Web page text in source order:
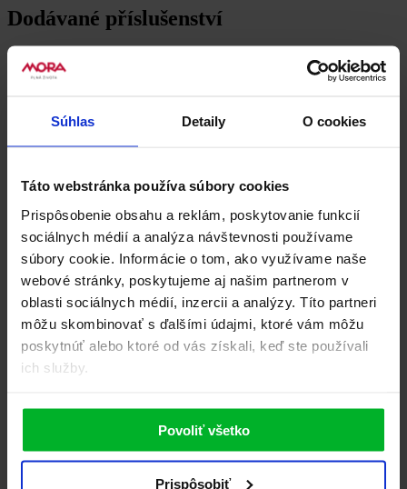
Súhlas Detaily O cookies
Táto webstránka používa súbory cookies
Prispôsobenie obsahu a reklám, poskytovanie funkcií
sociálnych médií a analýza návštevnosti používame
súbory cookie. Informácie o tom, ako využívame naše
webové stránky, poskytujeme aj našim partnerom v
oblasti sociálnych médií, inzercii a analýzy. Títo partneri
môžu skombinovať s ďalšími údajmi, ktoré vám môžu
poskytnúť alebo ktoré od vás získali, keď ste používali
ich služby.
Povoliť všetko
Prispôsobiť
Dodávané příslušenství